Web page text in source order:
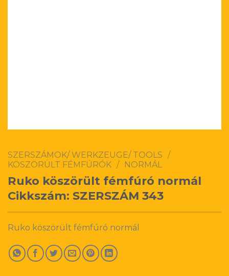
SZERSZÁMOK/ WERKZEUGE/ TOOLS
/
KÖSZÖRÜLT FÉMFÚRÓK / NORMÁL
Ruko köszörült fémfúró normál
Cikkszám: SZERSZÁM 343
Ruko köszörült fémfúró normál